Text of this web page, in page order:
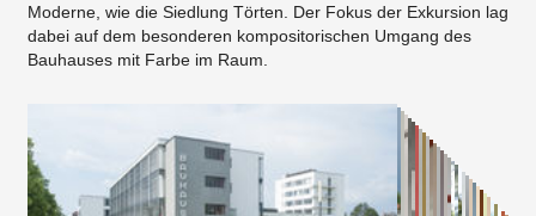
Moderne, wie die Siedlung Törten. Der Fokus der Exkursion lag
dabei auf dem besonderen kompositorischen Umgang des
Bauhauses mit Farbe im Raum.